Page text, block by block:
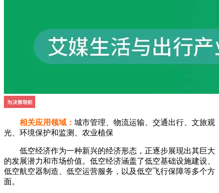
相关应用领域： 城市管理、物流运输、交通出行、文旅观
光、环境保护和监测、农业植保
低空经济作为一种新兴的经济形态，正逐步展现出其巨大
的发展潜力和市场价值。低空经济涵盖了低空基础设施建设、
低空航空器制造、低空运营服务，以及低空飞行保障等多个方
面。